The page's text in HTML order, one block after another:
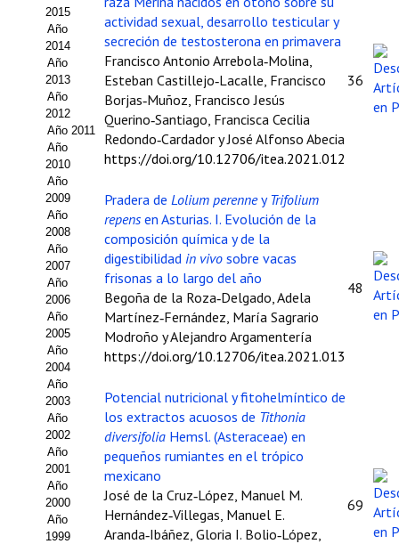
JORNADAS AIDA
Presentación Jornadas
Comunicaciones
Jornadas PAM 2026
Premio Jóvenes Investigadores
Buscador de Comunicaciones
Buscador de Comunicaciones
CONTACTO
BUSCADOR
2015
Año
2014
Año
2013
Año
2012
Año 2011
Año
2010
Año
2009
Año
2008
Año
2007
Año
2006
Año
2005
Año
2004
Año
2003
Año
2002
Año
2001
Año
2000
Año
1999
actividad sexual, desarrollo testicular y
secreción de testosterona en primavera
Francisco Antonio Arrebola‑Molina,
Esteban Castillejo‑Lacalle, Francisco
Borjas‑Muñoz, Francisco Jesús
Querino‑Santiago, Francisca Cecilia
Redondo‑Cardador y José Alfonso Abecia
https://doi.org/10.12706/itea.2021.012
36
Pradera de Lolium perenneyTrifolium
repensen Asturias. I. Evolución de la
composición química y de la
digestibilidad in vivo sobre vacas
frisonas a lo largo del año
Begoña de la Roza‑Delgado, Adela
Martínez‑Fernández, María Sagrario
Modroño y Alejandro Argamentería
https://doi.org/10.12706/itea.2021.013
48
Potencial nutricional y fitohelmíntico de
los extractos acuosos de Tithonia
diversifolia Hemsl. (Asteraceae) en
pequeños rumiantes en el trópico
mexicano
José de la Cruz‑López, Manuel M.
Hernández‑Villegas, Manuel E.
Aranda‑Ibáñez, Gloria I. Bolio‑López,
69